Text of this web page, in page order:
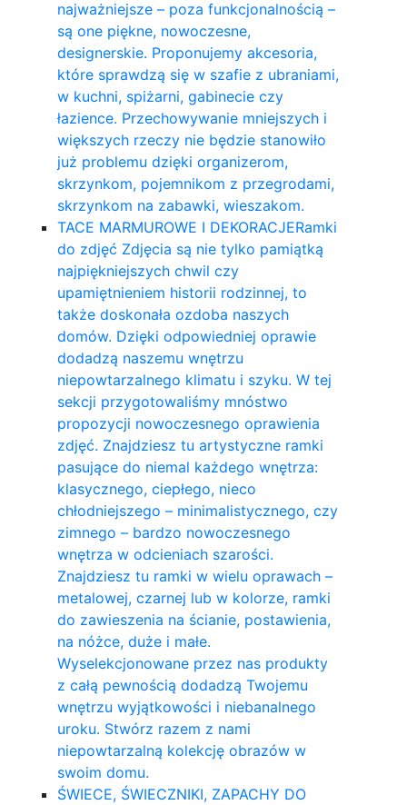
najważniejsze – poza funkcjonalnością –
są one piękne, nowoczesne,
designerskie. Proponujemy akcesoria,
które sprawdzą się w szafie z ubraniami,
w kuchni, spiżarni, gabinecie czy
łazience. Przechowywanie mniejszych i
większych rzeczy nie będzie stanowiło
już problemu dzięki organizerom,
skrzynkom, pojemnikom z przegrodami,
skrzynkom na zabawki, wieszakom.
TACE MARMUROWE I DEKORACJERamki
do zdjęć Zdjęcia są nie tylko pamiątką
najpiękniejszych chwil czy
upamiętnieniem historii rodzinnej, to
także doskonała ozdoba naszych
domów. Dzięki odpowiedniej oprawie
dodadzą naszemu wnętrzu
niepowtarzalnego klimatu i szyku. W tej
sekcji przygotowaliśmy mnóstwo
propozycji nowoczesnego oprawienia
zdjęć. Znajdziesz tu artystyczne ramki
pasujące do niemal każdego wnętrza:
klasycznego, ciepłego, nieco
chłodniejszego – minimalistycznego, czy
zimnego – bardzo nowoczesnego
wnętrza w odcieniach szarości.
Znajdziesz tu ramki w wielu oprawach –
metalowej, czarnej lub w kolorze, ramki
do zawieszenia na ścianie, postawienia,
na nóżce, duże i małe.
Wyselekcjonowane przez nas produkty
z całą pewnością dodadzą Twojemu
wnętrzu wyjątkowości i niebanalnego
uroku. Stwórz razem z nami
niepowtarzalną kolekcję obrazów w
swoim domu.
ŚWIECE, ŚWIECZNIKI, ZAPACHY DO